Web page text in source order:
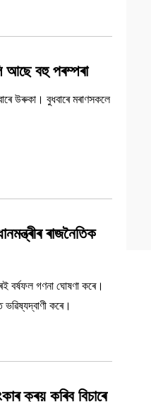
আছে বহু পৰম্পৰা
উৰুকা। বুধবাৰে মৰাণসকলে
ৰাজনৈতিক
কৰে।
কৰিব বিচাৰে